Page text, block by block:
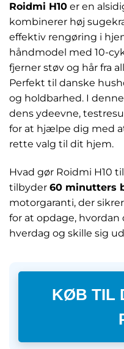
Roidmi H10 er en
kombinerer høj
effektiv rengøring i
håndmodel med 10-
fjerner støv og hår fra
Perfekt til danske
og holdbarhed. I
dens ydeevne,
for at hjælpe dig med
rette valg til dit hjem.
Hvad gør Roidmi H10
tilbyder 60 minutters
motorgaranti, der
for at opdage,
hverdag og skille sig
KØB TIL